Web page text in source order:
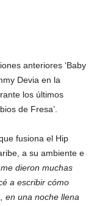
anteriores ‘Baby
Devia en la
los últimos
de Fresa’.
fusiona el Hip
a su ambiente e
dieron muchas
a escribir cómo
en una noche llena